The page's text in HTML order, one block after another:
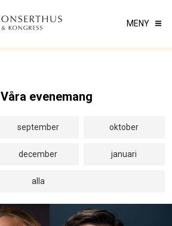
MENY
Våra evenemang
september oktober
december januari
alla